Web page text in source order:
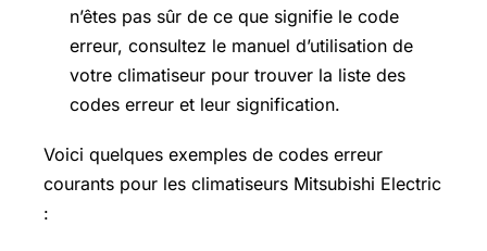
n’êtes pas sûr de ce que signifie le code
erreur, consultez le manuel d’utilisation de
votre climatiseur pour trouver la liste des
codes erreur et leur signification.
Voici quelques exemples de codes erreur
courants pour les climatiseurs Mitsubishi Electric
: